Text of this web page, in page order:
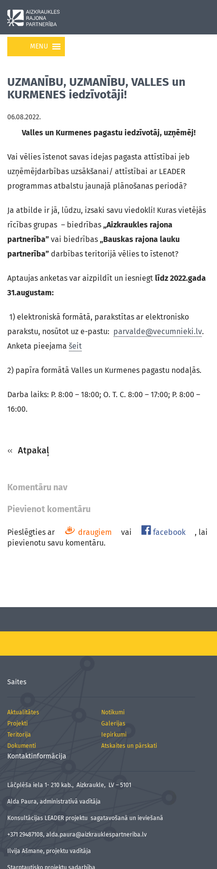
MENU
UZMANĪBU, UZMANĪBU, VALLES un
KURMENES iedzīvotāji!
06.08.2022.
Valles un Kurmenes pagastu iedzīvotāj, uzņēmēj!
Vai vēlies īstenot savas idejas pagasta attīstībai jeb
uzņēmējdarbības uzsākšanai/ attīstībai ar LEADER
programmas atbalstu jaunajā plānošanas periodā?
Ja atbilde ir jā, lūdzu, izsaki savu viedokli! Kuras vietējās
rīcības grupas – biedrības „Aizkraukles rajona
partnerība” vai biedrības „Bauskas rajona lauku
partnerība” darbības teritorijā vēlies to īstenot?
Aptaujas anketas var aizpildīt un iesniegt līdz 2022.gada
31.augustam:
1) elektroniskā formātā, parakstītas ar elektronisko
parakstu, nosūtot uz e-pastu: parvalde@vecumnieki.lv.
Anketa pieejama šeit
2) papīra formātā Valles un Kurmenes pagastu nodaļās.
Darba laiks: P. 8:00 – 18:00; O. T. C. 8:00 – 17:00; P. 8:00 –
16:00.
Atpakaļ
Komentāru nav
Pievienot komentāru
Pieslēgties ar draugiem vai facebook
, lai
pievienotu savu komentāru.
Saites
Aktualitātes
Notikumi
Projekti
Galerijas
Teritorija
Iepirkumi
Dokumenti
Atskaites un pārskati
Kontaktinformācija
Lāčplēša iela 1- 210 kab., Aizkraukle, LV – 5101
Alda Paura, administratīvā vadītāja
Konsultācijas LEADER projektu sagatavošanā un ieviešanā
+371 29487108, alda.paura@aizkrauklespartneriba.lv
Ilvija Ašmane, projektu vadītāja
Starptautisko projektu sadarbība